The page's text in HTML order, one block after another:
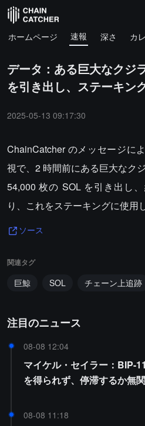
ホームページ 速報 深さ カ
データ：ある巨大なクジ
を引き出し、ステーキン
2025-05-13 09:17:30
ChainCatcher のメッセージに
視で、2 時間前にある巨大なク
54,000 枚の SOL を引き出し
り、これをステーキングに使用
ソース
関連タグ
巨鯨 SOL チェーン上追跡
注目のニュース
08-08 12:04
マイケル・セイラー：BIP-
を得られず、停滞するか無
08-08 11:18